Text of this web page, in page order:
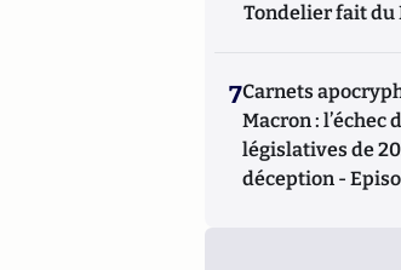
Tondelier fait du
7Carnets
Macron : l’échec
législatives de
déception -